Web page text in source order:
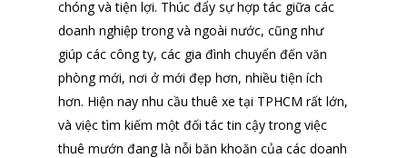
chóng và tiện lợi. Thúc đẩy sự hợp tác giữa các
doanh nghiệp trong và ngoài nước, cũng như
giúp các công ty, các gia đình chuyển đến văn
phòng mới, nơi ở mới đẹp hơn, nhiều tiện ích
hơn. Hiện nay nhu cầu thuê xe tại TPHCM rất lớn,
và việc tìm kiếm một đối tác tin cậy trong việc
thuê mướn đang là nỗi băn khoăn của các doanh